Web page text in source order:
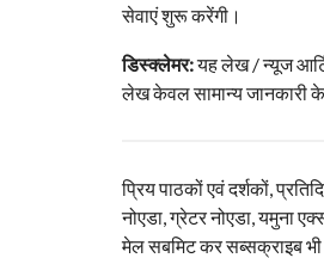
सेवाएं शुरू करेंगी।
डिस्क्लेमर:यह लेख / न्यूज
लेख केवल सामान्य जानकारी
प्रिय पाठकों एवं दर्शकों,
नोएडा, ग्रेटर नोएडा, यमुना
मेल सबमिट कर सब्सक्राइब